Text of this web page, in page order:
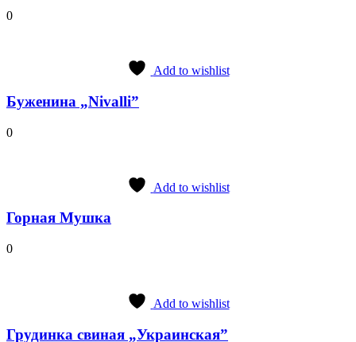
0
Add to wishlist
Буженина „Nivalli”
0
Add to wishlist
Горная Мушка
0
Add to wishlist
Грудинка свиная „Украинская”